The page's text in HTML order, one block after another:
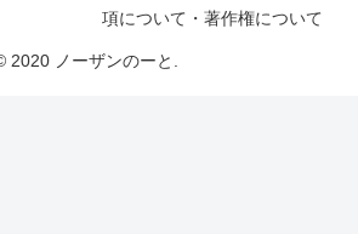
項について・著作権について
2020 ノーザンのーと.